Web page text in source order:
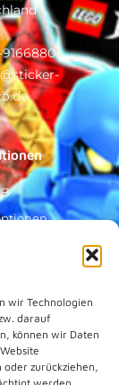
wir Technologien
darauf
können wir Daten
zurückziehen,
9166880